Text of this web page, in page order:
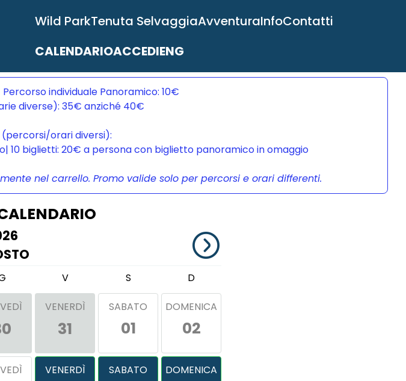
Wild ParkTenuta SelvaggiaAvventuraInfoContatti
CALENDARIOACCEDIENG
individuale Panoramico: 10€
diverse): 35€ anziché 40€
orari diversi):
biglietti: 20€ a persona con biglietto panoramico in omaggio
nel carrello. Promo valide solo per percorsi e orari differenti.
V S D
VENERDÌ
31
SABATO
01
DOMENICA
02
VENERDÌ SABATO DOMENICA